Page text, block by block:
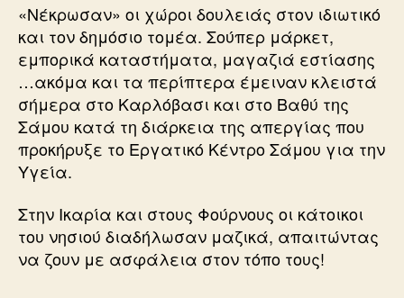
«Νέκρωσαν» οι χώροι δουλειάς στον ιδιωτικό
και τον δημόσιο τομέα. Σούπερ μάρκετ,
εμπορικά καταστήματα, μαγαζιά εστίασης
…ακόμα και τα περίπτερα έμειναν κλειστά
σήμερα στο Καρλόβασι και στο Βαθύ της
Σάμου κατά τη διάρκεια της απεργίας που
προκήρυξε το Εργατικό Κέντρο Σάμου για την
Υγεία.
Στην Ικαρία και στους Φούρνους οι κάτοικοι
του νησιού διαδήλωσαν μαζικά, απαιτώντας
να ζουν με ασφάλεια στον τόπο τους!